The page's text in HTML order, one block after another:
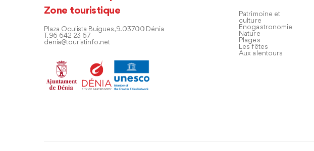
Zone touristique
Plaza Oculista Buigues, 9. 03700 Dénia
T. 96 642 23 67
denia@touristinfo.net
Patrimoine et
culture
Enogastronomie
Nature
Plages
Les fêtes
Aux alentours